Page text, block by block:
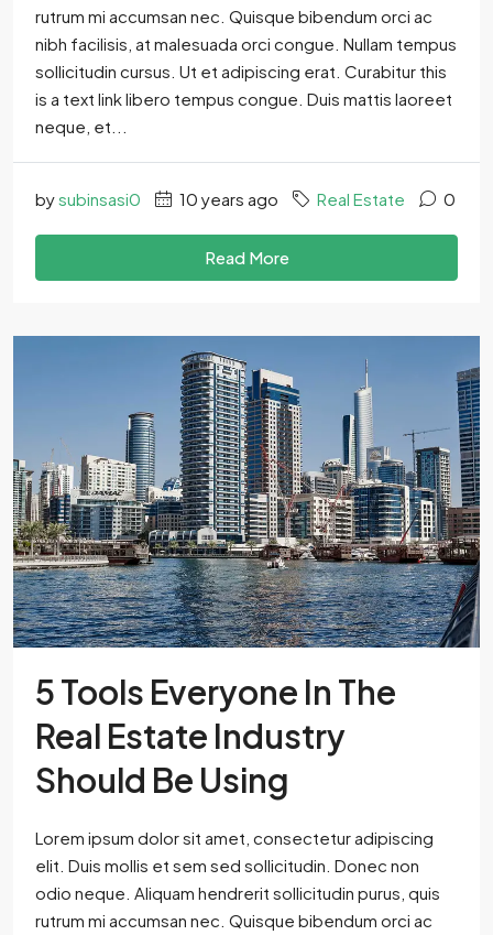
rutrum mi accumsan nec. Quisque bibendum orci ac
nibh facilisis, at malesuada orci congue. Nullam tempus
sollicitudin cursus. Ut et adipiscing erat. Curabitur this
is a text link libero tempus congue. Duis mattis laoreet
neque, et...
bysubinsasi0 10 years ago Real Estate 0
Read More
5 Tools Everyone In The
Real Estate Industry
Should Be Using
Lorem ipsum dolor sit amet, consectetur adipiscing
elit. Duis mollis et sem sed sollicitudin. Donec non
odio neque. Aliquam hendrerit sollicitudin purus, quis
rutrum mi accumsan nec. Quisque bibendum orci ac